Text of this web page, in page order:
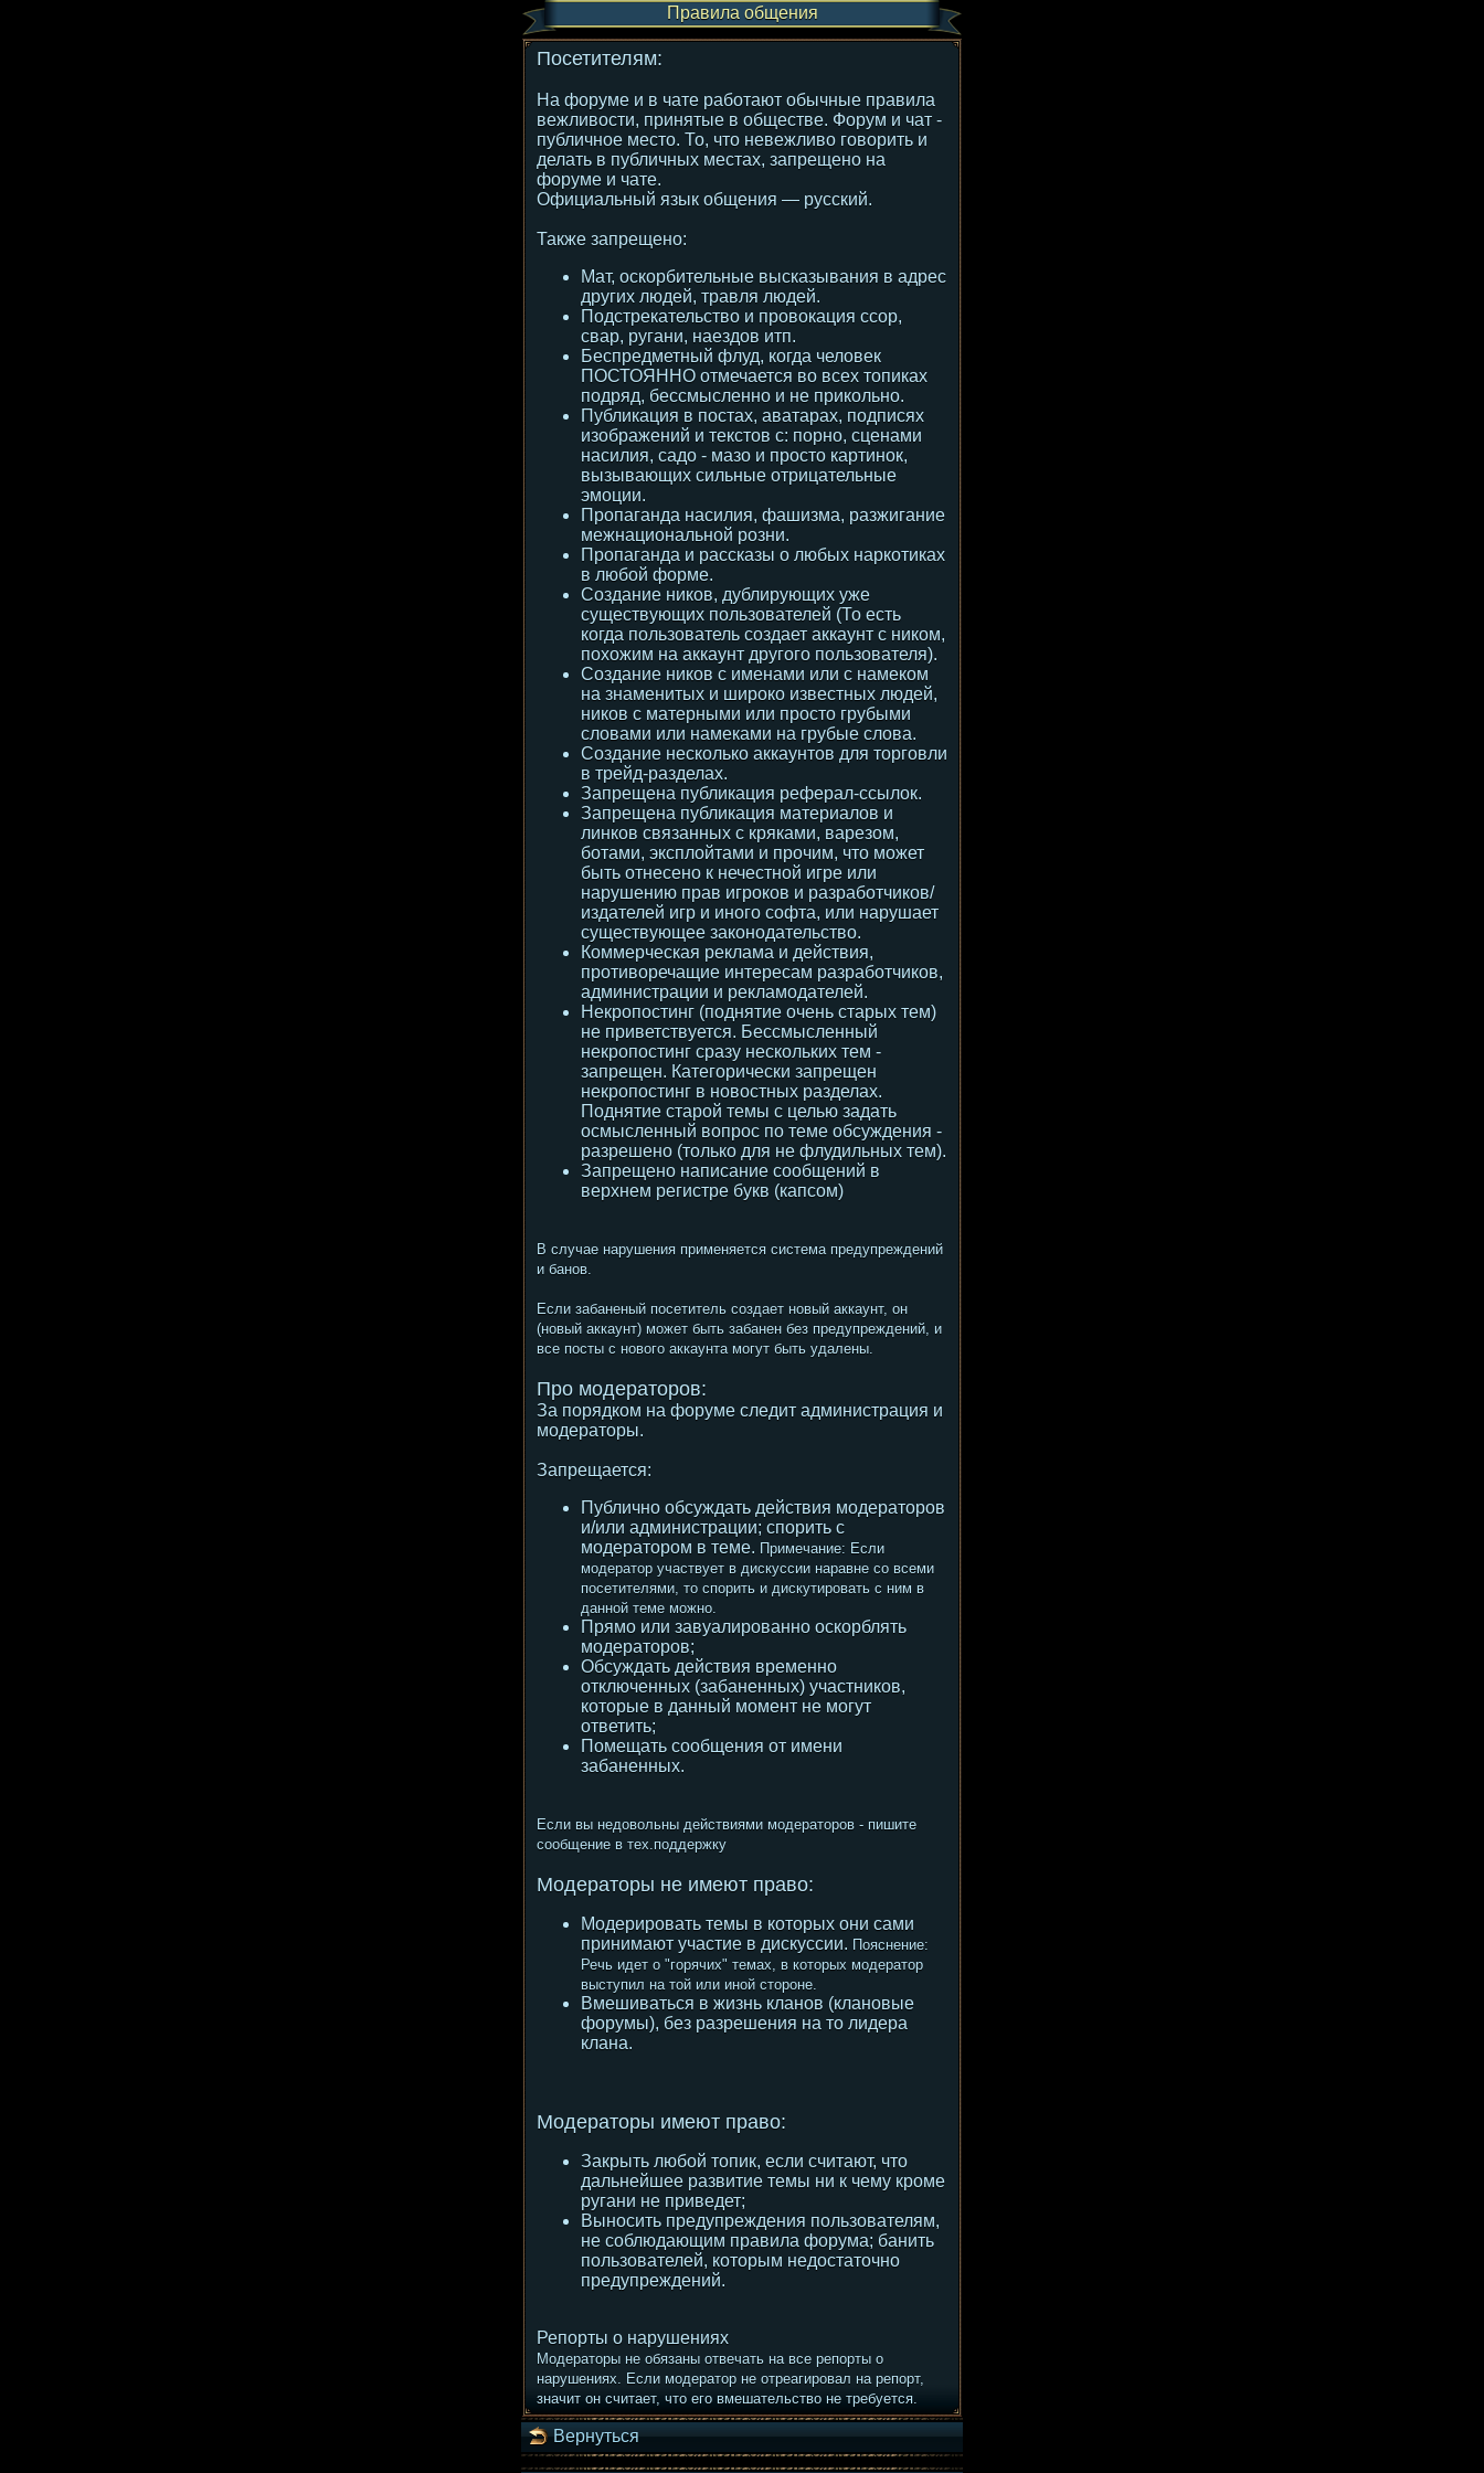
Правила общения
Посетителям:
На форуме и в чате работают обычные правила
вежливости, принятые в обществе. Форум и чат -
публичное место. То, что невежливо говорить и
делать в публичных местах, запрещено на
форуме и чате.
Официальный язык общения — русский.
Также запрещено:
Мат, оскорбительные высказывания в адрес
других людей, травля людей.
Подстрекательство и провокация ссор,
свар, ругани, наездов итп.
Беспредметный флуд, когда человек
ПОСТОЯННО отмечается во всех топиках
подряд, бессмысленно и не прикольно.
Публикация в постах, аватарах, подписях
изображений и текстов с: порно, сценами
насилия, садо - мазо и просто картинок,
вызывающих сильные отрицательные
эмоции.
Пропаганда насилия, фашизма, разжигание
межнациональной розни.
Пропаганда и рассказы о любых наркотиках
в любой форме.
Создание ников, дублирующих уже
существующих пользователей (То есть
когда пользователь создает аккаунт с ником,
похожим на аккаунт другого пользователя).
Создание ников с именами или с намеком
на знаменитых и широко известных людей,
ников с матерными или просто грубыми
словами или намеками на грубые слова.
Создание несколько аккаунтов для торговли
в трейд-разделах.
Запрещена публикация реферал-ссылок.
Запрещена публикация материалов и
линков связанных с кряками, варезом,
ботами, эксплойтами и прочим, что может
быть отнесено к нечестной игре или
нарушению прав игроков и разработчиков/
издателей игр и иного софта, или нарушает
существующее законодательство.
Коммерческая реклама и действия,
противоречащие интересам разработчиков,
администрации и рекламодателей.
Некропостинг (поднятие очень старых тем)
не приветствуется. Бессмысленный
некропостинг сразу нескольких тем -
запрещен. Категорически запрещен
некропостинг в новостных разделах.
Поднятие старой темы с целью задать
осмысленный вопрос по теме обсуждения -
разрешено (только для не флудильных тем).
Запрещено написание сообщений в
верхнем регистре букв (капсом)
В случае нарушения применяется система предупреждений
и банов.
Если забаненый посетитель создает новый аккаунт, он
(новый аккаунт) может быть забанен без предупреждений, и
все посты с нового аккаунта могут быть удалены.
Про модераторов:
За порядком на форуме следит администрация и
модераторы.
Запрещается:
Публично обсуждать действия модераторов
и/или администрации; спорить с
модератором в теме. Примечание: Если
модератор участвует в дискуссии наравне со всеми
посетителями, то спорить и дискутировать с ним в
данной теме можно.
Прямо или завуалированно оскорблять
модераторов;
Обсуждать действия временно
отключенных (забаненных) участников,
которые в данный момент не могут
ответить;
Помещать сообщения от имени
забаненных.
Если вы недовольны действиями модераторов - пишите
сообщение в тех.поддержку
Модераторы не имеют право:
Модерировать темы в которых они сами
принимают участие в дискуссии. Пояснение:
Речь идет о "горячих" темах, в которых модератор
выступил на той или иной стороне.
Вмешиваться в жизнь кланов (клановые
форумы), без разрешения на то лидера
клана.
Модераторы имеют право:
Закрыть любой топик, если считают, что
дальнейшее развитие темы ни к чему кроме
ругани не приведет;
Выносить предупреждения пользователям,
не соблюдающим правила форума; банить
пользователей, которым недостаточно
предупреждений.
Репорты о нарушениях
Модераторы не обязаны отвечать на все репорты о
нарушениях. Если модератор не отреагировал на репорт,
значит он считает, что его вмешательство не требуется.
Вернуться